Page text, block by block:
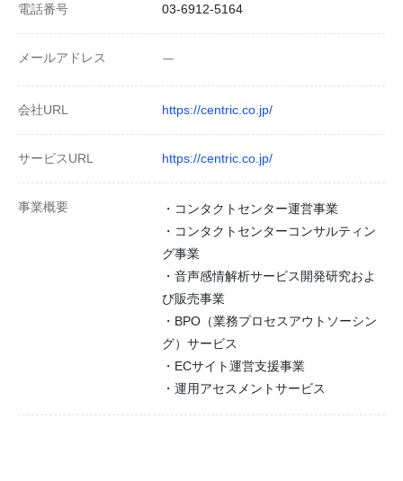
電話番号 03-6912-5164
メールアドレス ー
会社URL https://centric.co.jp/
サービスURL https://centric.co.jp/
事業概要
・コンタクトセンター運営事業
・コンタクトセンターコンサルティン
グ事業
・音声感情解析サービス開発研究およ
び販売事業
・BPO（業務プロセスアウトソーシン
グ）サービス
・ECサイト運営支援事業
・運用アセスメントサービス